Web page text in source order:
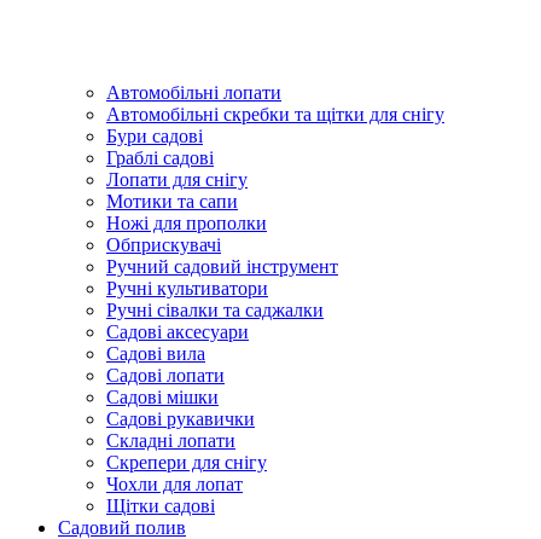
Автомобільні лопати
Автомобільні скребки та щітки для снігу
Бури садові
Граблі садові
Лопати для снігу
Мотики та сапи
Ножі для прополки
Обприскувачі
Ручний садовий інструмент
Ручні культиватори
Ручні сівалки та саджалки
Садові аксесуари
Садові вила
Садові лопати
Садові мішки
Садові рукавички
Складні лопати
Скрепери для снігу
Чохли для лопат
Щітки садові
Садовий полив